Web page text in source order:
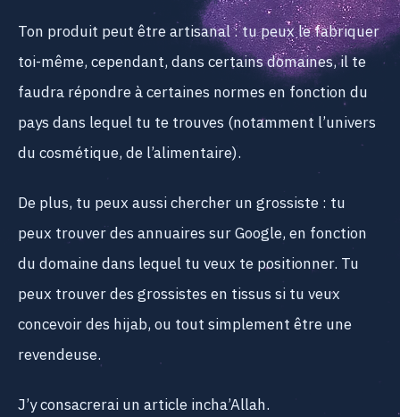
Ton produit peut être artisanal : tu peux le fabriquer
toi-même, cependant, dans certains domaines, il te
faudra répondre à certaines normes en fonction du
pays dans lequel tu te trouves (notamment l’univers
du cosmétique, de l’alimentaire).
De plus, tu peux aussi chercher un grossiste : tu
peux trouver des annuaires sur Google, en fonction
du domaine dans lequel tu veux te positionner. Tu
peux trouver des grossistes en tissus si tu veux
concevoir des hijab, ou tout simplement être une
revendeuse.
J’y consacrerai un article incha’Allah.